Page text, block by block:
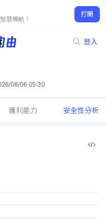
慧導航！
打開
登入
08/06 05:30
獲利能力 安全性分析